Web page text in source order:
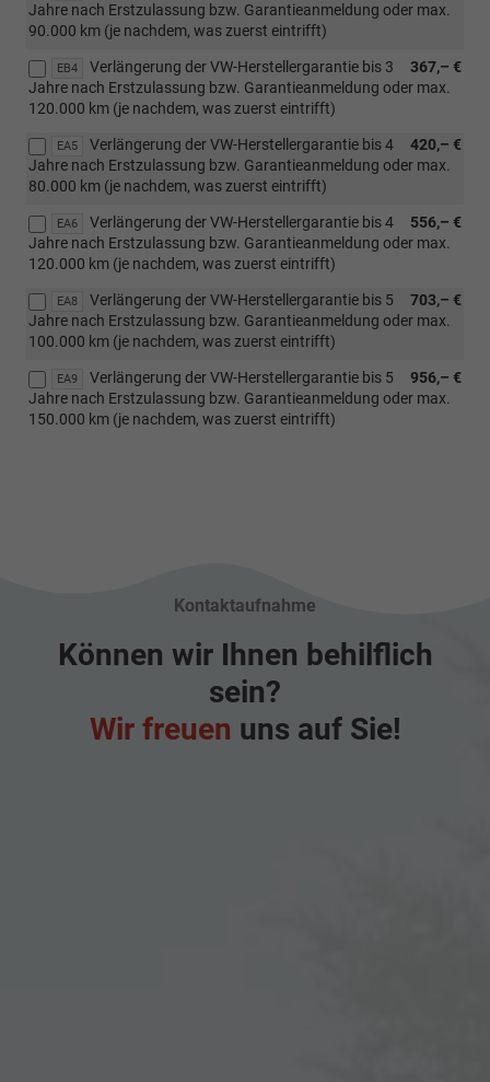
Jahre nach Erstzulassung bzw. Garantieanmeldung oder max.
90.000 km (je nachdem, was zuerst eintrifft)
EB4 367,– €
Verlängerung der VW-Herstellergarantie bis 3
Jahre nach Erstzulassung bzw. Garantieanmeldung oder max.
120.000 km (je nachdem, was zuerst eintrifft)
EA5 420,– €
Verlängerung der VW-Herstellergarantie bis 4
Jahre nach Erstzulassung bzw. Garantieanmeldung oder max.
80.000 km (je nachdem, was zuerst eintrifft)
EA6 556,– €
Verlängerung der VW-Herstellergarantie bis 4
Jahre nach Erstzulassung bzw. Garantieanmeldung oder max.
120.000 km (je nachdem, was zuerst eintrifft)
EA8 703,– €
Verlängerung der VW-Herstellergarantie bis 5
Jahre nach Erstzulassung bzw. Garantieanmeldung oder max.
100.000 km (je nachdem, was zuerst eintrifft)
EA9 956,– €
Verlängerung der VW-Herstellergarantie bis 5
Jahre nach Erstzulassung bzw. Garantieanmeldung oder max.
150.000 km (je nachdem, was zuerst eintrifft)
Kontaktaufnahme
Können wir Ihnen behilflich
sein?
Wir freuen uns auf Sie!